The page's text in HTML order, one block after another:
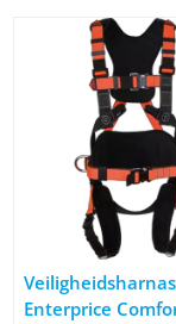
Afbeelding
Veiligheidsharnas
Enterprice